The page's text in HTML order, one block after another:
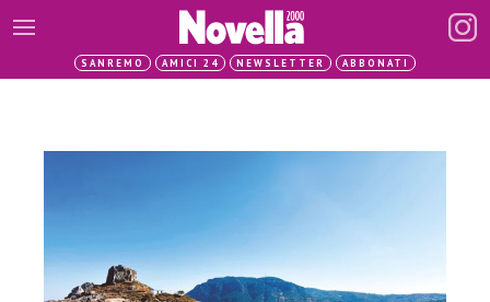
SANREMO AMICI 24 NEWSLETTER ABBONATI